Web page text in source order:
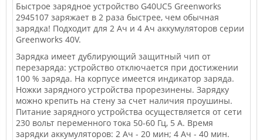
Быстрое зарядное устройство G40UC5 Greenworks
2945107 заряжает в 2 раза быстрее, чем обычная
зарядка! Подходит для 2 Ач и 4 Ач аккумуляторов серии
Greenworks 40V.
Зарядка имеет дублирующий защитный чип от
перезаряда: устройство отключается при достижении
100 % заряда. На корпусе имеется индикатор заряда.
Ножки зарядного устройства прорезинены. Зарядку
можно крепить на стену за счет наличия проушины.
Питание зарядного устройства осуществляется от сети
230 вольт переменного тока 50-60 Гц, 5 А. Время
зарядки аккумуляторов: 2 Ач - 20 мин; 4 Ач - 40 мин.